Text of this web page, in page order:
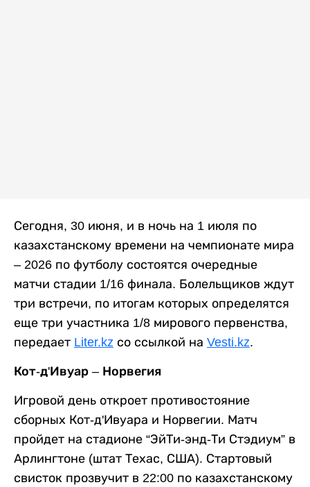
Сегодня, 30 июня, и в ночь на 1 июля по
казахстанскому времени на чемпионате мира
– 2026 по футболу состоятся очередные
матчи стадии 1/16 финала. Болельщиков ждут
три встречи, по итогам которых определятся
еще три участника 1/8 мирового первенства,
передает Liter.kz со ссылкой на Vesti.kz.
Кот-д'Ивуар – Норвегия
Игровой день откроет противостояние
сборных Кот-д'Ивуара и Норвегии. Матч
пройдет на стадионе “ЭйТи-энд-Ти Стэдиум” в
Арлингтоне (штат Техас, США). Стартовый
свисток прозвучит в 22:00 по казахстанскому